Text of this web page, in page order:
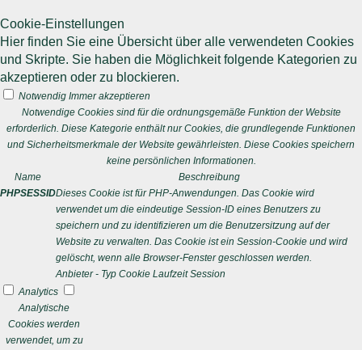
Cookie-Einstellungen
Hier finden Sie eine Übersicht über alle verwendeten Cookies
und Skripte. Sie haben die Möglichkeit folgende Kategorien zu
akzeptieren oder zu blockieren.
Notwendig Immer akzeptieren
Notwendige Cookies sind für die ordnungsgemäße Funktion der Website
erforderlich. Diese Kategorie enthält nur Cookies, die grundlegende Funktionen
und Sicherheitsmerkmale der Website gewährleisten. Diese Cookies speichern
keine persönlichen Informationen.
Name
Beschreibung
PHPSESSIDDieses Cookie ist für PHP-Anwendungen. Das Cookie wird
verwendet um die eindeutige Session-ID eines Benutzers zu
speichern und zu identifizieren um die Benutzersitzung auf der
Website zu verwalten. Das Cookie ist ein Session-Cookie und wird
gelöscht, wenn alle Browser-Fenster geschlossen werden.
Anbieter - Typ Cookie Laufzeit Session
Analytics
Analytische
Cookies werden
verwendet, um zu